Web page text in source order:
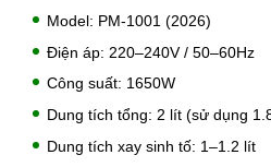
Model: PM-1001 (2026)
Điện áp: 220–240V / 50–60Hz
Công suất: 1650W
Dung tích tổng: 2 lít (sử dụng
Dung tích xay sinh tố: 1–1.2 lít